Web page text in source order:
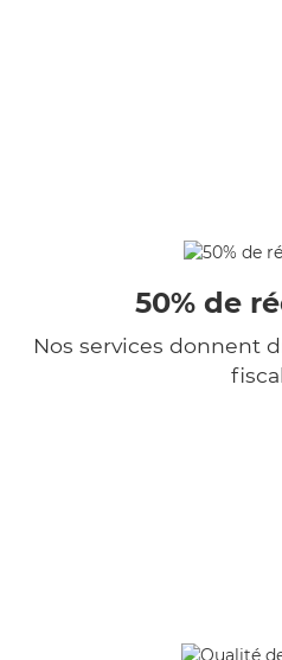
50% de
Nos services donnent